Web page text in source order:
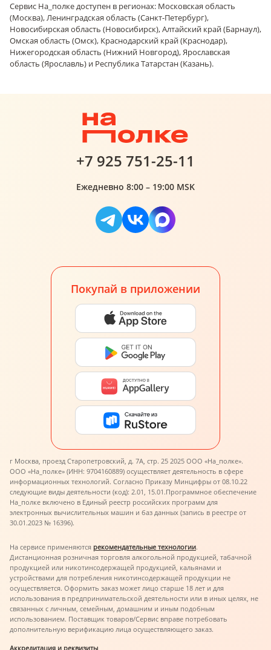
Сервис На_полке доступен в регионах: Московская область
(Москва), Ленинградская область (Санкт-Петербург),
Новосибирская область (Новосибирск), Алтайский край (Барнаул),
Омская область (Омск), Краснодарский край (Краснодар),
Нижегородская область (Нижний Новгород), Ярославская
область (Ярославль) и Республика Татарстан (Казань).
+7 925 751-25-11
Ежедневно 8:00 – 19:00 MSK
Покупай в приложении
г Москва, проезд Старопетровский, д. 7А, стр. 25 2025 ООО «На_полке».
ООО «На_полке» (ИНН: 9704160889) осуществляет деятельность в сфере
информационных технологий. Согласно Приказу Минцифры от 08.10.22
следующие виды деятельности (код): 2.01, 15.01.Программное обеспечение
На_полке включено в Единый реестр российских программ для
электронных вычислительных машин и баз данных (запись в реестре от
30.01.2023 № 16396).
На сервисе применяются рекомендательные технологии.
Дистанционная розничная торговля алкогольной продукцией, табачной
продукцией или никотинсодержащей продукцией, кальянами и
устройствами для потребления никотинсодержащей продукции не
осуществляется. Оформить заказ может лицо старше 18 лет и для
использования в предпринимательской деятельности или в иных целях, не
связанных с личным, семейным, домашним и иным подобным
использованием. Поставщик товаров/Сервис вправе потребовать
дополнительную верификацию лица осуществляющего заказ.
Аккредитация и реквизиты